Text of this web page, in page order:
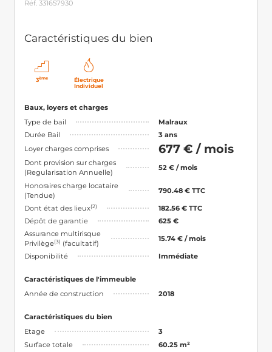
Réf. 331657930
Caractéristiques du bien
3ème
Électrique
Individuel
Baux, loyers et charges
Type de bail
Malraux
Durée Bail
3 ans
Loyer charges comprises
677 € / mois
Dont provision sur charges
(Regularisation Annuelle)
52 € / mois
Honoraires charge locataire
(Tendue)
790.48 € TTC
Dont état des lieux(2)
182.56 € TTC
Dépôt de garantie
625 €
Assurance multirisque
Privilège(3) (facultatif)
15.74 € / mois
Disponibilité Immédiate
Caractéristiques de l'immeuble
Année de construction
2018
Caractéristiques du bien
Etage
3
Surface totale
60.25 m²